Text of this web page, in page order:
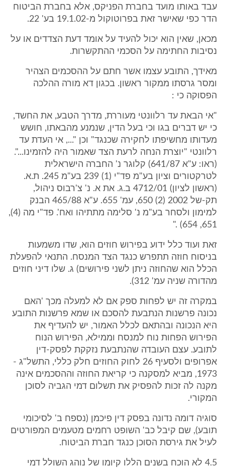
עבד באותו מועד בחברת הפניקס, אלא בחברת הביטוח
הדר כפי שאישר זאת בפרוטוקול מ-19.1.02 בע' 22.
מכאן, שאין הוא יכול להעיד על אומד דעת הצדדים או על
נסיבות החתימה על הסכמי ההתקשרות.
מאידך, התובע עצמו אשר חתם על ההסכמים הצהיר
ומסר גרסתו ממקור ראשון. בכגון דא מורה ההלכה
הפסוקה כי :
"אי הבאת עד רלוונטי מעוררת, מדרך הטבע, את החשד,
כי יש דברים בגו וכי בעל הדין, שנמנע מהבאתו, חושש
מעדותו מחשיפתו לחקירה שכנגד" וכן "..., אי העדת עד
רלוונטי "יוצרת הנחה לרעת הצד שאמור היה להזמינו...".
(ראו: ע"א 641/87) קלוגר נ' החברה הישראלית
לטרקטורים וציון בע"מ פד"י (1) 239 בע"מ 245. ת.א.
(ראשון לציון) 4712/01 ב.ג. את א. נ' צ'רבוס ניהול,
תק-של 2002 (2) 650, עמ' 655. ע"א 465/88 הבנק
למימון ולסחר בע"מ נ' סלימה מתתיהו ואח'. פד"י מה (4),
651, 654) ."
זאת ועוד כלל ידוע בפירוש חוזים הוא, שדו משמעות
בניסוח חוזה תתפרש כנגד הצד המנסח. התנאי להפעלת
הכלל הוא שהחוזה ניתן לשני פירושים) ג. שלו דיני חוזים
מהדורה שניה עמ' 312).
במקרה זה יש לפחות ספק אם לא למעלה מכך 'האם
נכונה פרשנות הנתבעת להסכם או שמא פרשנות התובע
היא הנכונה ובהתאם לכלל האמור, יש להעדיף את
הפירוש הפחות נוח למנסח וממילא, הפירוש הנוח
לתובע. עצם העובדה שהנתבעת נזקקת לפסק-דין
אפרופים ולסעיף 26 לחוק החוזים חלק כללי, התשל"ג -
1973, מביא למסקנה כי קריאת החוזה וההסכמים אינה
מקנה לה זכות להפסיק את תשלום דמי הגביה לסוכן
המקורי.
סוגיה דומה נדונה בפסק דין פיכמן (נספח ב' לסיכומי
תובע), שם קיבל כב' השופט רחמים מטעמים המפורטים
לעיל את גירסת הסוכן כנגד חברת הביטוח.
4.5 לא הוכח בשנים הללו קיומו של נוהג השולל דמי